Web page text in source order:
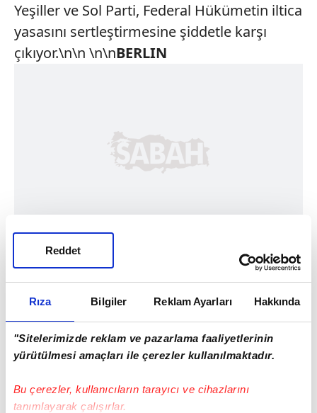
Rıza Bilgiler Reklam Ayarları Hakkında
"Sitelerimizde reklam ve pazarlama faaliyetlerinin
yürütülmesi amaçları ile çerezler kullanılmaktadır.
Bu çerezler, kullanıcıların tarayıcı ve cihazlarını
tanımlayarak çalışırlar.
Reddet
Yeşiller ve Sol Parti, Federal Hükümetin iltica
yasasını sertleştirmesine şiddetle karşı
çıkıyor.\n\n \n\nBERLIN